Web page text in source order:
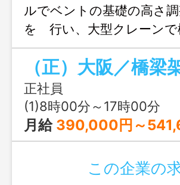
ルでベントの基礎の高さ
を 行い、大型クレーンで
場の組立 及びボルトの本
ントの解体作業を して
画・架設計画などの作業
人個人のスキル評価表が
るので、社員１人１人の
き、ポイントにより昇給
勤続年数ではなくスキル
す 【変更範囲：変更な
（正）大阪／橋
正社員
(1)8時00分～17時00分
月給 390,000円～
この企業の